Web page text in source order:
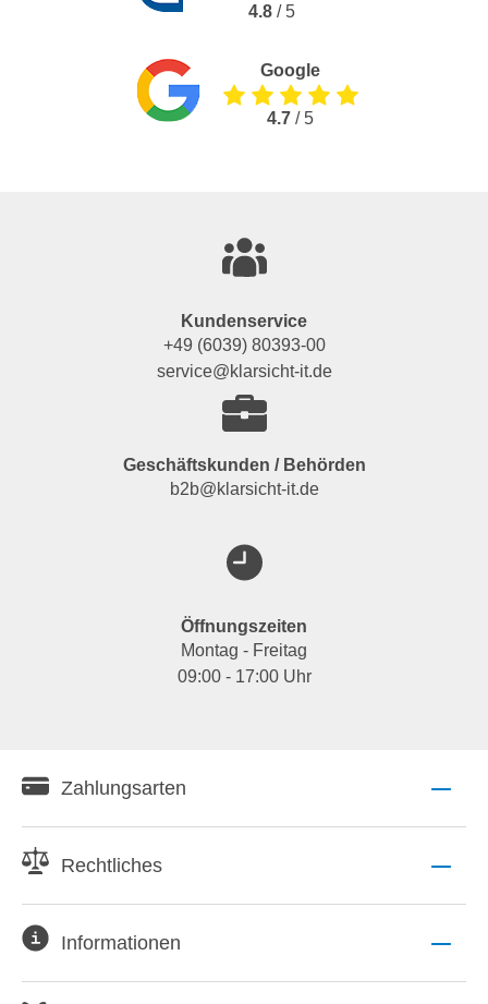
4.8 / 5
Google
4.7 / 5
Kundenservice
+49 (6039) 80393-00
service@klarsicht-it.de
Geschäftskunden / Behörden
b2b@klarsicht-it.de
Öffnungszeiten
Montag - Freitag
09:00 - 17:00 Uhr
Zahlungsarten
Rechtliches
Informationen